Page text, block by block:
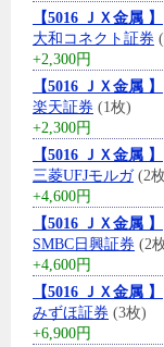
【5016 ＪＸ金属 】
大和コネクト証券
+2,300円
【5016 ＪＸ金属 】
楽天証券 (1枚)
+2,300円
【5016 ＪＸ金属 】
三菱UFJモルガ(2
+4,600円
【5016 ＪＸ金属 】
SMBC日興証券 (2
+4,600円
【5016 ＪＸ金属 】
みずほ証券 (3枚)
+6,900円